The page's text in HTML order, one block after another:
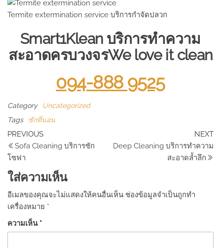
Termite extermination service บริการกำจัดปลวก
Smart1Klean บริการทำความ
สะอาดครบวงจรWe love it clean
094-888 9525
Category
Uncategorized
Tags
ซักที่นอน
แนะแนว
เรื่อง
Previous
Post
PREVIOUS
Sofa Cleaning บริการซัก
โซฟา
NEXT
Deep Cleaning บริการทำความ
สะอาดล้ำลึก
ใส่ความเห็น
อีเมลของคุณจะไม่แสดงให้คนอื่นเห็น ช่องข้อมูลจำเป็นถูกทำ
เครื่องหมาย *
ความเห็น *